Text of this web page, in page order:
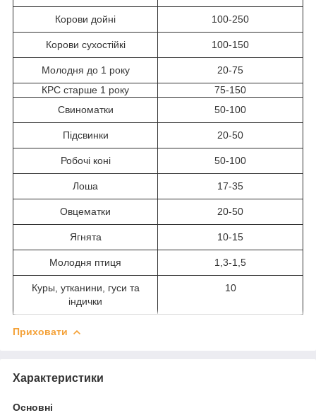
Корови дойні 100-250
Корови сухостійкі 100-150
Молодня до 1 року
20-75
КРС старше 1 року
75-150
Свиноматки
50-100
Підсвинки 20-50
Робочі коні 50-100
Лоша 17-35
Овцематки 20-50
Ягнята 10-15
Молодня птиця 1,3-1,5
Куры, утканини, гуси та
індички
10
Приховати
Характеристики
Основні